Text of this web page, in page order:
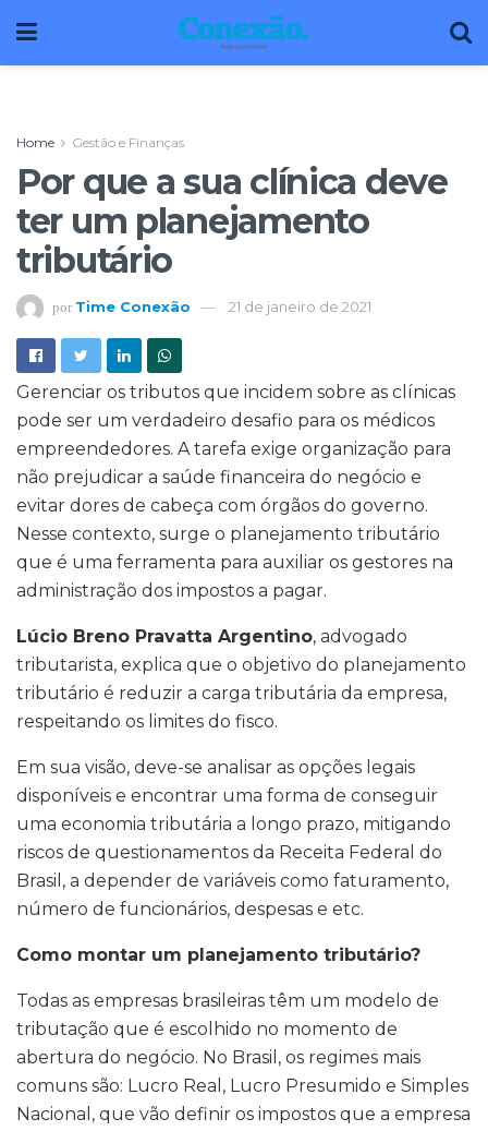
Home Gestão e Finanças
Por que a sua clínica deve
ter um planejamento
tributário
por Time Conexão 21 de janeiro de 2021
Gerenciar os tributos que incidem sobre as clínicas
pode ser um verdadeiro desafio para os médicos
empreendedores. A tarefa exige organização para
não prejudicar a saúde financeira do negócio e
evitar dores de cabeça com órgãos do governo.
Nesse contexto, surge o planejamento tributário
que é uma ferramenta para auxiliar os gestores na
administração dos impostos a pagar.
Lúcio Breno Pravatta Argentino, advogado
tributarista, explica que o objetivo do planejamento
tributário é reduzir a carga tributária da empresa,
respeitando os limites do fisco.
Em sua visão, deve-se analisar as opções legais
disponíveis e encontrar uma forma de conseguir
uma economia tributária a longo prazo, mitigando
riscos de questionamentos da Receita Federal do
Brasil, a depender de variáveis como faturamento,
número de funcionários, despesas e etc.
Como montar um planejamento tributário?
Todas as empresas brasileiras têm um modelo de
tributação que é escolhido no momento de
abertura do negócio. No Brasil, os regimes mais
comuns são: Lucro Real, Lucro Presumido e Simples
Nacional, que vão definir os impostos que a empresa